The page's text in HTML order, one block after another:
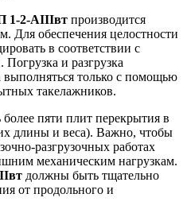
1-2-АIIIвт производится
Для обеспечения целостности
в соответствии с
и разгрузка
только с помощью
такелажников.
пяти плит перекрытия в
длины и веса). Важно, чтобы
разгрузочных работах
механическим нагрузкам.
должны быть тщательно
от продольного и